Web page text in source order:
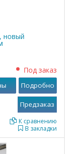
новый
Под заказ
В закладки
К сравнению
Подробно